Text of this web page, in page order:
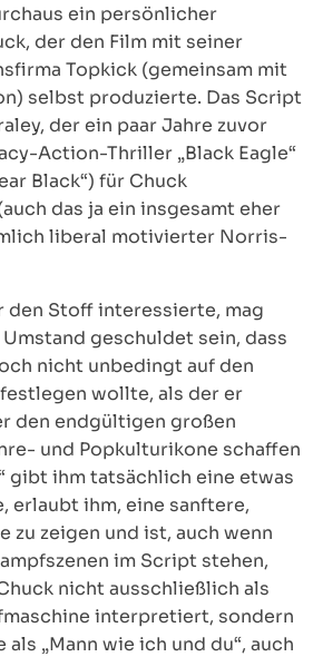
ein persönlicher
der den Film mit seiner
Topkick (gemeinsam mit
selbst produzierte. Das Script
der ein paar Jahre zuvor
Action-Thriller „Black Eagle“
Black“) für Chuck
das ja ein insgesamt eher
liberal motivierter Norris-
den Stoff interessierte, mag
geschuldet sein, dass
nicht unbedingt auf den
wollte, als der er
den endgültigen großen
und Popkulturikone schaffen
gibt ihm tatsächlich eine etwas
erlaubt ihm, eine sanftere,
zu zeigen und ist, auch wenn
im Script stehen,
nicht ausschließlich als
interpretiert, sondern
„Mann wie ich und du“, auch